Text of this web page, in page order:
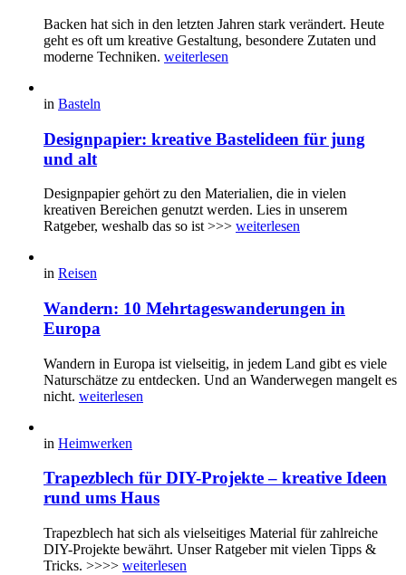
Backen hat sich in den letzten Jahren stark verändert. Heute
geht es oft um kreative Gestaltung, besondere Zutaten und
moderne Techniken. weiterlesen
in Basteln
Designpapier: kreative Bastelideen für jung
und alt
Designpapier gehört zu den Materialien, die in vielen
kreativen Bereichen genutzt werden. Lies in unserem
Ratgeber, weshalb das so ist >>> weiterlesen
in Reisen
Wandern: 10 Mehrtageswanderungen in
Europa
Wandern in Europa ist vielseitig, in jedem Land gibt es viele
Naturschätze zu entdecken. Und an Wanderwegen mangelt es
nicht. weiterlesen
in Heimwerken
Trapezblech für DIY-Projekte – kreative Ideen
rund ums Haus
Trapezblech hat sich als vielseitiges Material für zahlreiche
DIY-Projekte bewährt. Unser Ratgeber mit vielen Tipps &
Tricks. >>>> weiterlesen